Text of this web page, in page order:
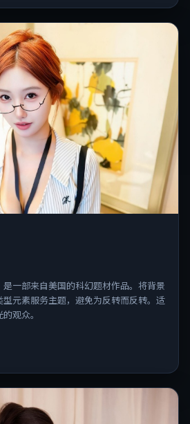
一部来自美国的科幻题材作品。将背景
元素服务主题，避免为反转而反转。适
观众。